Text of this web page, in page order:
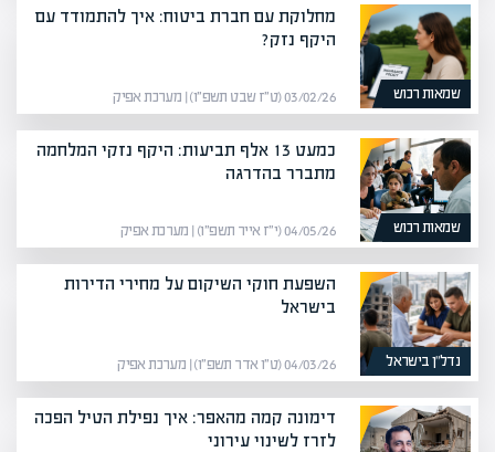
שמאות רכוש
מחלוקת עם חברת ביטוח: איך להתמודד עם
היקף נזק?
03/02/26 (ט״ז שבט תשפ״ו) | מערכת אפיק
שמאות רכוש
כמעט 13 אלף תביעות: היקף נזקי המלחמה
מתברר בהדרגה
04/05/26 (י״ז אייר תשפ״ו) | מערכת אפיק
נדל”ן בישראל
השפעת חוקי השיקום על מחירי הדירות
בישראל
04/03/26 (ט״ו אדר תשפ״ו) | מערכת אפיק
דימונה קמה מהאפר: איך נפילת הטיל הפכה
לזרז לשינוי עירוני